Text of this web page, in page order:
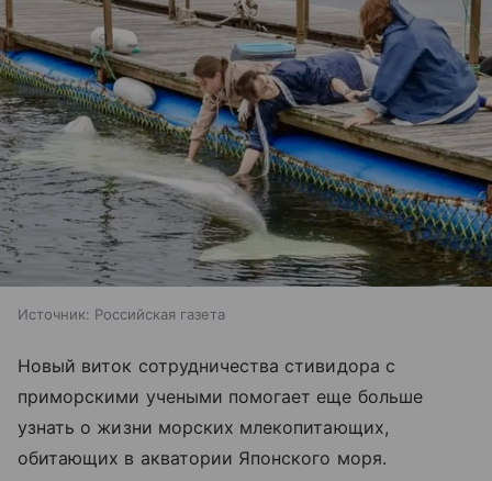
Источник: Российская газета
Новый виток сотрудничества стивидора с
приморскими учеными помогает еще больше
узнать о жизни морских млекопитающих,
обитающих в акватории Японского моря.